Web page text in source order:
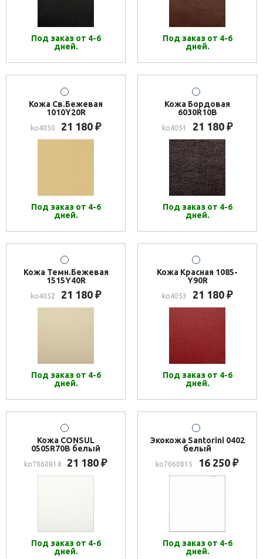
Под заказ от 4-6
дней.
Под заказ от 4-6
дней.
Кожа Св.Бежевая
1010Y20R
ko4050 21 180 ₽
Под заказ от 4-6
дней.
Кожа Бордовая
6030R10B
ko4051 21 180 ₽
Под заказ от 4-6
дней.
Кожа Темн.Бежевая
1515Y40R
ko4052 21 180 ₽
Под заказ от 4-6
дней.
Кожа Красная 1085-
Y90R
ko4053 21 180 ₽
Под заказ от 4-6
дней.
Кожа CONSUL
0505R70B белый
ko7060814 21 180 ₽
Под заказ от 4-6
дней.
Экокожа Santorini 0402
белый
ko7060815 16 250 ₽
Под заказ от 4-6
дней.